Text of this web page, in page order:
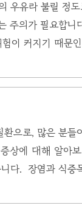
2잔)을 2주 이상
다. 📋 고카페인
우유라 불릴 정도
주의가 필요합니
이 커지기 때문인
니다. 굴 식중독
스는 특히 겨울철
은 굴을 통해 사
도 급성 위장염
으로, 많은 분들
상에 대해 알아
다. 장염과 식중
스나 세균에 의